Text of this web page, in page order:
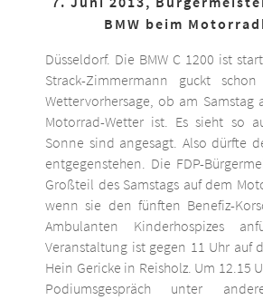
BMW beim
Düsseldorf. Die BMW C 1200 ist
Strack-Zimmermann guckt
Wettervorhersage, ob am Samstag
Motorrad-Wetter ist. Es sieht so
Sonne sind angesagt. Also dürfte
entgegenstehen. Die FDP-
Großteil des Samstags auf dem
wenn sie den fünften Benefiz-
Ambulanten Kinderhospizes
Veranstaltung ist gegen 11 Uhr auf
Hein Gericke in Reisholz. Um 12.15
Podiumsgespräch unter